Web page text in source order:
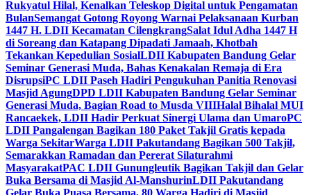
Rukyatul Hilal, Kenalkan Teleskop Digital untuk Pengamatan
BulanSemangat Gotong Royong Warnai Pelaksanaan Kurban
1447 H. LDII Kecamatan CilengkrangSalat Idul Adha 1447 H
di Soreang dan Katapang Dipadati Jamaah, Khotbah
Tekankan Kepedulian SosialLDII Kabupaten Bandung Gelar
Seminar Generasi Muda, Bahas Kenakalan Remaja di Era
DisrupsiPC LDII Paseh Hadiri Pengukuhan Panitia Renovasi
Masjid AgungDPD LDII Kabupaten Bandung Gelar Seminar
Generasi Muda, Bagian Road to Musda VIIIHalal Bihalal MUI
Rancaekek, LDII Hadir Perkuat Sinergi Ulama dan UmaroPC
LDII Pangalengan Bagikan 180 Paket Takjil Gratis kepada
Warga SekitarWarga LDII Pakutandang Bagikan 500 Takjil,
Semarakkan Ramadan dan Pererat Silaturahmi
MasyarakatPAC LDII Gunungleutik Bagikan Takjil dan Gelar
Buka Bersama di Masjid Al-ManshurinLDII Pakutandang